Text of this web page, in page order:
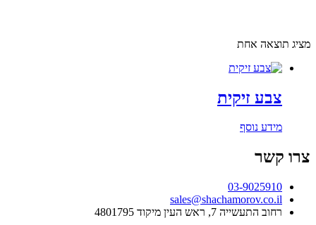
מציג תוצאה אחת
צבע זיקית
מידע נוסף
צרו קשר
03-9025910
sales@shachamorov.co.il
רחוב התעשייה 7, ראש העין מיקוד 4801795